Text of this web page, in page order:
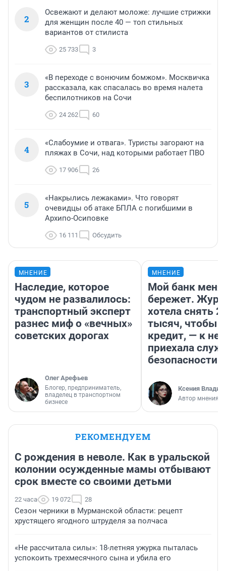
2
Освежают и делают моложе: лучшие стрижки
для женщин после 40 — топ стильных
вариантов от стилиста
25 733 3
3
«В переходе с вонючим бомжом». Москвичка
рассказала, как спасалась во время налета
беспилотников на Сочи
24 262 60
4
«Слабоумие и отвага». Туристы загорают на
пляжах в Сочи, над которыми работает ПВО
17 906 26
5
«Накрылись лежаками». Что говорят
очевидцы об атаке БПЛА с погибшими в
Архипо-Осиповке
16 111 Обсудить
МНЕНИЕ
Наследие, которое
чудом не развалилось:
транспортный эксперт
разнес миф о «вечных»
советских дорогах
Олег Арефьев
Блогер, предприниматель,
владелец в транспортном
бизнесе
МНЕНИЕ
Мой банк меня
бережет.
хотела снять
тысяч, чтобы
кредит, — к
приехала
безопасности
Ксения
Автор мнения
РЕКОМЕНДУЕМ
С рождения в неволе. Как в уральской
колонии осужденные мамы отбывают
срок вместе со своими детьми
22 часа 19 072 28
Сезон черники в Мурманской области: рецепт
хрустящего ягодного штруделя за полчаса
«Не рассчитала силы»: 18-летняя ужурка пыталась
успокоить трехмесячного сына и убила его